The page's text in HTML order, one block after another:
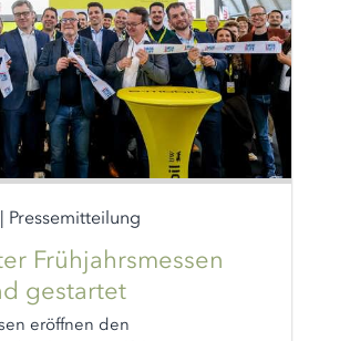
Pressemitteilung
Frühjahrsmessen
gestartet
eröffnen den